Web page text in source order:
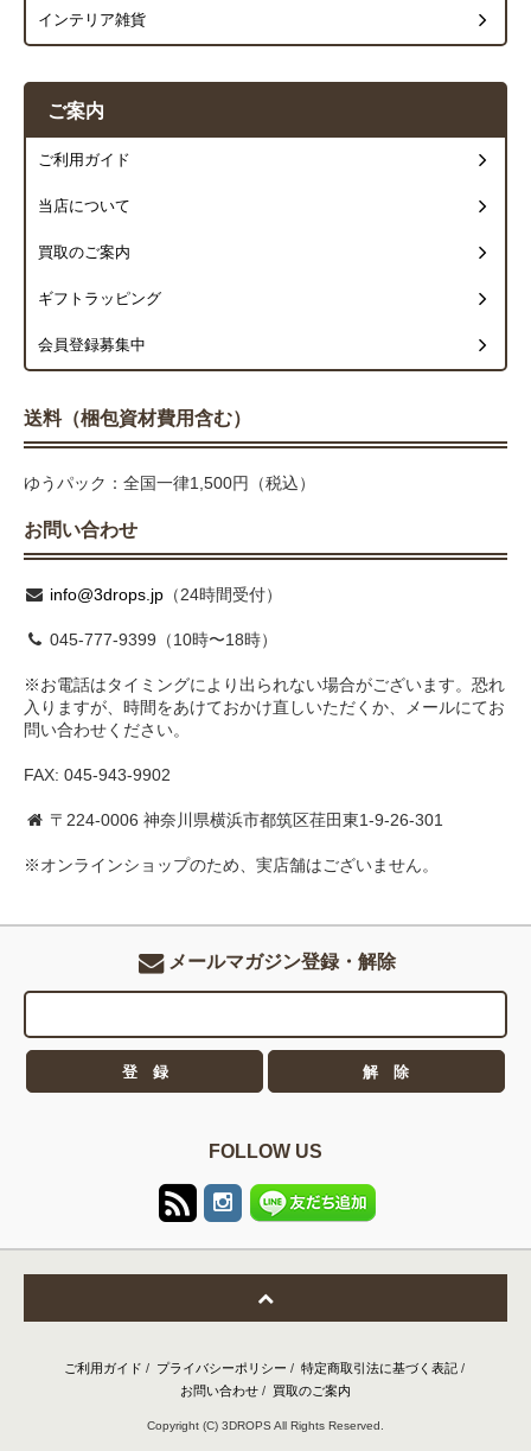
インテリア雑貨
ご案内
ご利用ガイド
当店について
買取のご案内
ギフトラッピング
会員登録募集中
送料（梱包資材費用含む）
ゆうパック：全国一律1,500円（税込）
お問い合わせ
info@3drops.jp （24時間受付）
045-777-9399（10時〜18時）
※お電話はタイミングにより出られない場合がございます。恐れ
入りますが、時間をあけておかけ直しいただくか、メールにてお
問い合わせください。
FAX: 045-943-9902
〒224-0006 神奈川県横浜市都筑区荏田東1-9-26-301
※オンラインショップのため、実店舗はございません。
メールマガジン登録・解除
FOLLOW US
ご利用ガイド / プライバシーポリシー / 特定商取引法に基づく表記/
お問い合わせ / 買取のご案内
Copyright (C) 3DROPS All Rights Reserved.